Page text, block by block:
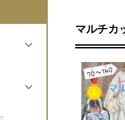
マルチカ